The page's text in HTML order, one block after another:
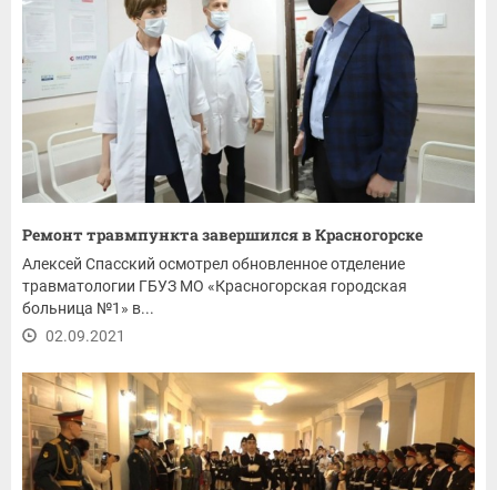
Ремонт травмпункта завершился в Красногорске
Алексей Спасский осмотрел обновленное отделение
травматологии ГБУЗ МО «Красногорская городская
больница №1» в...
02.09.2021